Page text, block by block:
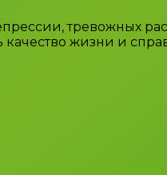
тревожных
жизни и